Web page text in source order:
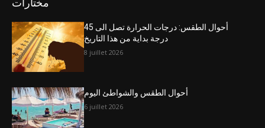
أحوال الطقس: درجات الحرارة تصل الى 45
درجة بداية من هذا التاريخ
8 juillet 2026
أحوال الطقس والشواطئ اليوم
6 juillet 2026